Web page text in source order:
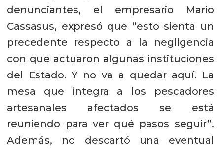
denunciantes, el empresario Mario
Cassasus, expresó que “esto sienta un
precedente respecto a la negligencia
con que actuaron algunas instituciones
del Estado. Y no va a quedar aquí. La
mesa que integra a los pescadores
artesanales afectados se está
reuniendo para ver qué pasos seguir”.
Además, no descartó una eventual